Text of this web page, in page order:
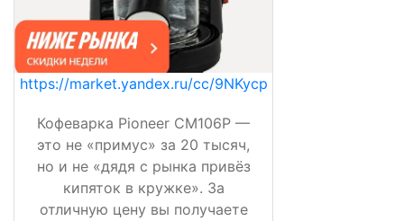
https://market.yandex.ru/cc/9NKycp
Кофеварка Pioneer CM106P —
это не «примус» за 20 тысяч,
но и не «дядя с рынка привёз
кипяток в кружке». За
отличную цену вы получаете